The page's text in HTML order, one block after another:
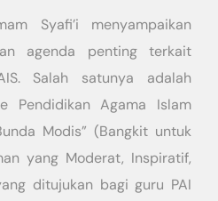
Syafi’i menyampaikan
agenda penting terkait
Salah satunya adalah
Pendidikan Agama Islam
Modis” (Bangkit untuk
yang Moderat, Inspiratif,
ditujukan bagi guru PAI